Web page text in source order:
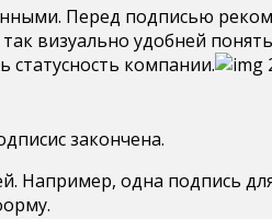
Перед подписью
визуально удобней
статусность компании.
закончена.
Например, одна подпись